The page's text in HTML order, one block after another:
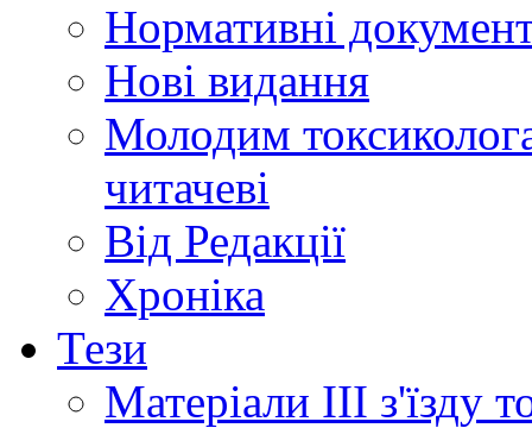
Нормативні
Нові видання
Молодим
читачеві
Від Редакції
Хроніка
Тези
Матеріали ІІІ з'їзду